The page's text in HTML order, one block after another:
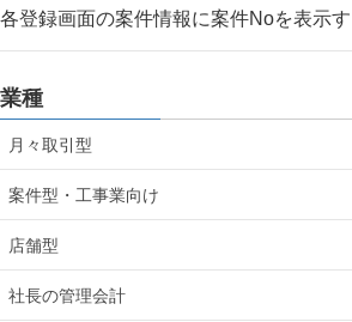
各登録画面の案件情報に案件Noを表示
業種
月々取引型
案件型・工事業向け
店舗型
社長の管理会計